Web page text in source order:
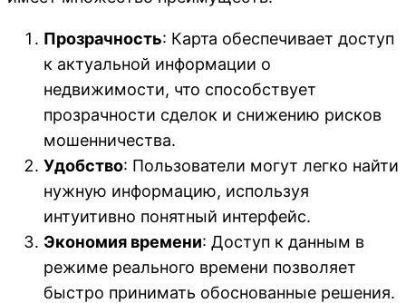
Прозрачность: Карта обеспечивает доступ
к актуальной информации о
недвижимости, что способствует
прозрачности сделок и снижению рисков
мошенничества.
Удобство: Пользователи могут легко найти
нужную информацию, используя
интуитивно понятный интерфейс.
Экономия времени: Доступ к данным в
режиме реального времени позволяет
быстро принимать обоснованные решения.